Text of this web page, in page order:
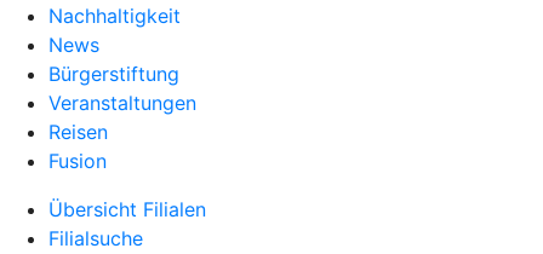
Nachhaltigkeit
News
Bürgerstiftung
Veranstaltungen
Reisen
Fusion
Übersicht Filialen
Filialsuche